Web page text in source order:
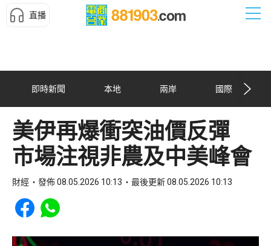
直播
即時新聞 本地 兩岸 國際
美伊再爆衝突油價反彈
市場注視非農及中美峰會
財經 發佈 08.05.2026 10:13 最後更新 08.05.2026 10:13
Share to Facebook
Share to WhatsApp